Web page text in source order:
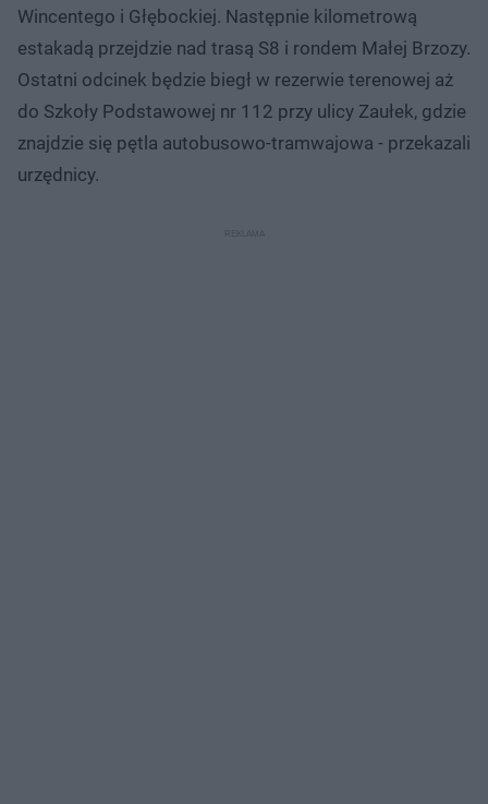
Wincentego i Głębockiej. Następnie kilometrową
estakadą przejdzie nad trasą S8 i rondem Małej Brzozy.
Ostatni odcinek będzie biegł w rezerwie terenowej aż
do Szkoły Podstawowej nr 112 przy ulicy Zaułek, gdzie
znajdzie się pętla autobusowo-tramwajowa - przekazali
urzędnicy.